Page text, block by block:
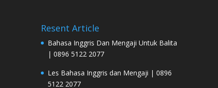
Resent Article
Bahasa Inggris Dan Mengaji Untuk Balita
| 0896 5122 2077
Les Bahasa Inggris dan Mengaji | 0896
5122 2077